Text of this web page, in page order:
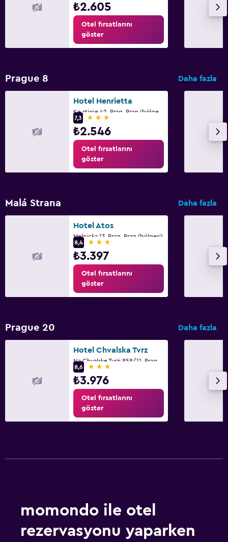
₺2.605
Otel fırsatlarını
göster
Prague 8 Daha fazla
Hotel Henrietta
7,3
3 yıldız
₺2.546
Otel fırsatlarını
göster
Malá Strana Daha fazla
Hotel Atos
Melnicka 13, Prag, Prag (bölgesi)
8,4
3 yıldız
₺3.397
Otel fırsatlarını
göster
Prague 20 Daha fazla
Hotel Chvalska Tvrz
8,6
3 yıldız
₺3.976
Otel fırsatlarını
göster
momondo ile otel
rezervasyonu yaparken